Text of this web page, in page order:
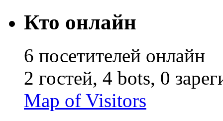
Кто онлайн
6 посетителей онлайн
2 гостей, 4 bots, 0
Map of Visitors